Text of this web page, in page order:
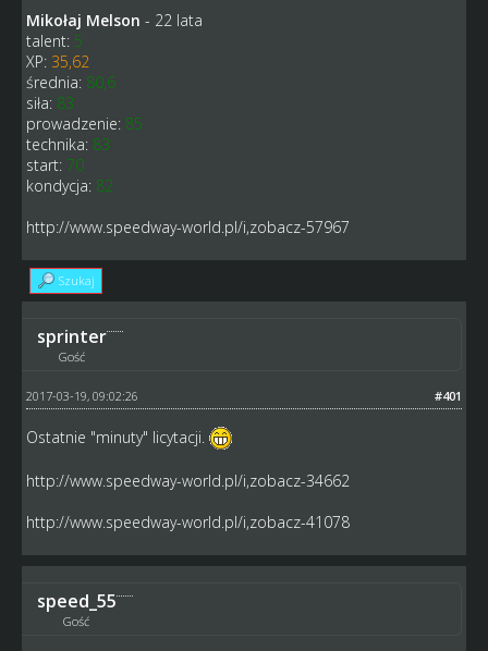
Mikołaj Melson - 22 lata
talent: 5
XP: 35,62
średnia: 80,6
siła: 83
prowadzenie: 85
technika: 83
start: 70
kondycja: 82
http://www.speedway-world.pl/i,zobacz-57967
Szukaj
sprinter
Gość
#401
2017-03-19, 09:02:26
Ostatnie "minuty" licytacji.
http://www.speedway-world.pl/i,zobacz-34662
http://www.speedway-world.pl/i,zobacz-41078
speed_55
Gość